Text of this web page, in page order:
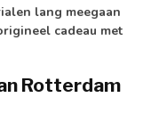
lang meegaan
cadeau met
Rotterdam